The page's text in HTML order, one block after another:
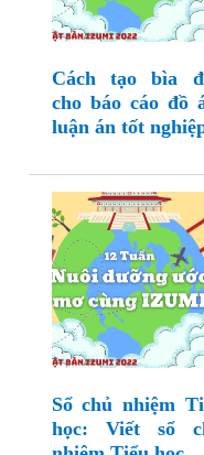
Cách tạo bìa
cho báo cáo đồ
luận án tốt
Sổ chủ nhiệm
học: Viết sổ